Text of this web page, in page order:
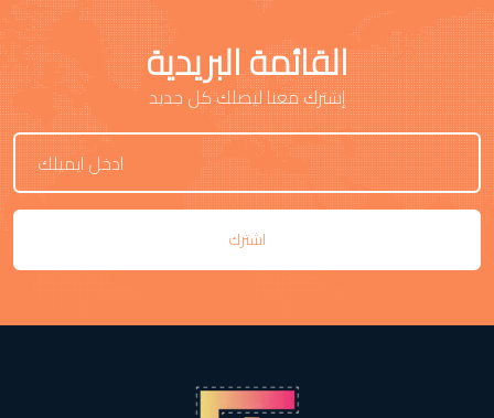
القائمة البريدية
إشترك معنا ليصلك كل جديد
اشترك